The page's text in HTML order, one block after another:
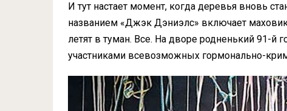
И тут настает момент, когда деревья вновь
названием «Джэк Дэниэлс» включает
летят в туман. Все. На дворе родненький 91-й
участниками всевозможных гормонально-